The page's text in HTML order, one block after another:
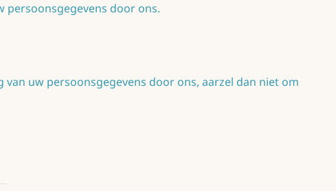
persoonsgegevens door ons.
uw persoonsgegevens door ons, aarzel dan niet om